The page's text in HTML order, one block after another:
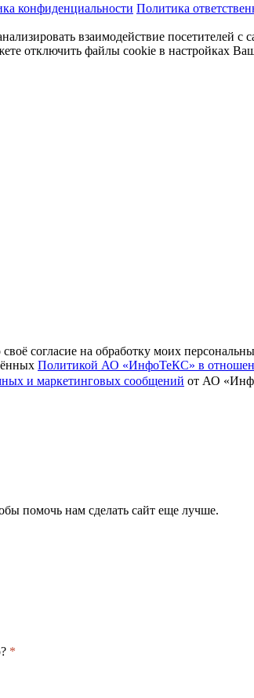
конфиденциальности Политика
взаимодействие посетителей
отключить файлы cookie в настройках
согласие на обработку моих
Политикой АО «ИнфоТеКС» в
и маркетинговых сообщений от АО
помочь нам сделать сайт еще лучше.
*